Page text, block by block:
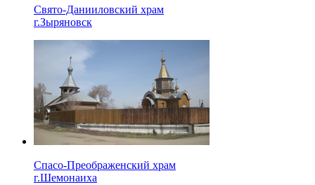
Свято-Данииловский храм
г.Зыряновск
Спасо-Преображенский храм
г.Шемонаиха